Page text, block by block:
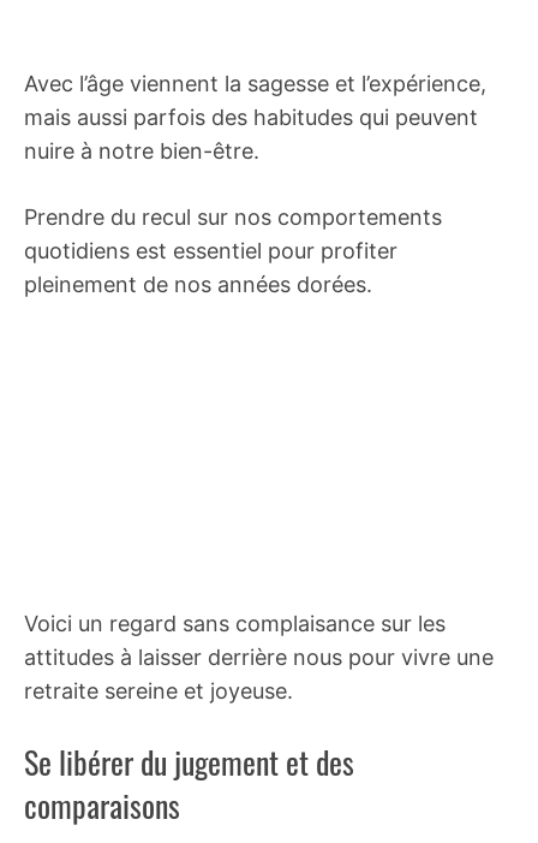
Avec l’âge viennent la sagesse et l’expérience,
mais aussi parfois des habitudes qui peuvent
nuire à notre bien-être.
Prendre du recul sur nos comportements
quotidiens est essentiel pour profiter
pleinement de nos années dorées.
Voici un regard sans complaisance sur les
attitudes à laisser derrière nous pour vivre une
retraite sereine et joyeuse.
Se libérer du jugement et des
comparaisons